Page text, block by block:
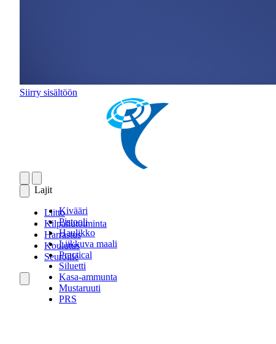
Siirry sisältöön
Lajit
Kivääri
Pistooli
Haulikko
Liikkuva maali
Practical
Siluetti
Kasa-ammunta
Mustaruuti
PRS
Liitto
Kilpailutoiminta
Harrastus
Koulutus
Seuroille